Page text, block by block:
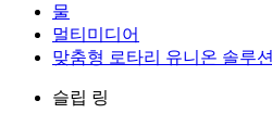
물
멀티미디어
맞춤형 로타리 유니온 솔루션
슬립 링